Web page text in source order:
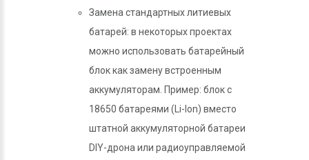
Замена стандартных литиевых
батарей: в некоторых проектах
можно использовать батарейный
блок как замену встроенным
аккумуляторам. Пример: блок с
18650 батареями (Li-Ion) вместо
штатной аккумуляторной батареи
DIY-дрона или радиоуправляемой